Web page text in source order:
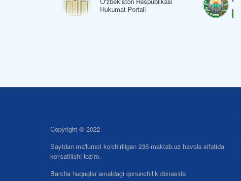
Hukumat Portali
Copyright © 2022
Saytdan ma'lumot ko'chiriligan 235-maktab.uz havola sifatida
ko'rsatilishi lozim.
Barcha huquqlar amaldagi qonunchilik doirasida